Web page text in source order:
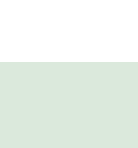
6.10€.